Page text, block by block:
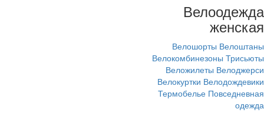
Велоодежда
женская
Велошорты Велоштаны
Велокомбинезоны Трисьюты
Веложилеты Велоджерси
Велокуртки Велодождевики
Термобелье Повседневная
одежда